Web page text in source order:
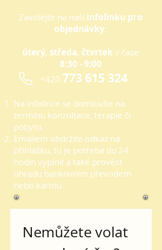
Zavolejte na naší infolinku pro
objednávky:
úterý, středa, čtvrtek v čase
8:30 - 9:00
+420 773 615 324
Na infolince se domluvíte na
termínu konzultace, terapie či
pobytu.​
Emailem obdržíte odkaz na
přihlášku, tu je potřeba do 24
hodin vyplnit a také provést
úhradu bankovním převodem
nebo kartou.
Nemůžete volat